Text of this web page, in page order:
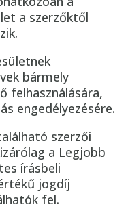
a szerzőktől
bármely
felhasználására,
engedélyezésére.
szerzői
a Legjobb
írásbeli
jogdíj
fel.